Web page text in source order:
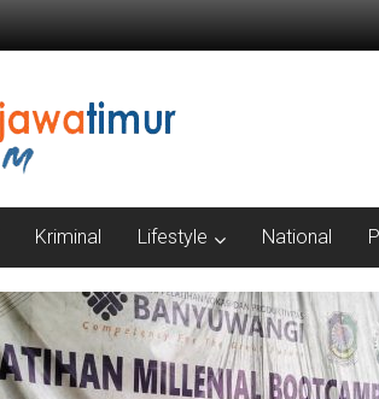
Kriminal Lifestyle National